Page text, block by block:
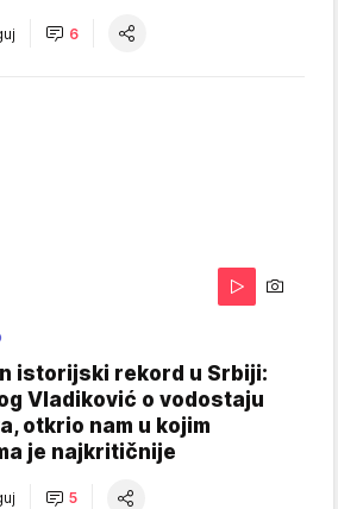
6
istorijski rekord u Srbiji:
Vladiković o vodostaju
otkrio nam u kojim
je najkritičnije
5